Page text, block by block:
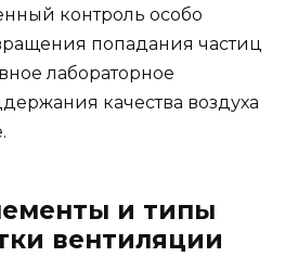
контроль особо
попадания частиц
лабораторное
качества воздуха
и типы
вентиляции